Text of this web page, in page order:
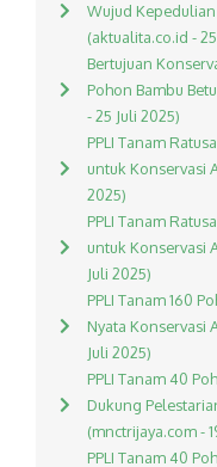
Wujud
(aktualita.co.id -
Bertujuan
Pohon Bambu
- 25 Juli 2025)
PPLI Tanam
untuk Konservasi
2025)
PPLI Tanam
untuk Konservasi
Juli 2025)
PPLI Tanam 160
Nyata Konservasi
Juli 2025)
PPLI Tanam 40
Dukung
(mnctrijaya.com -
PPLI Tanam 40